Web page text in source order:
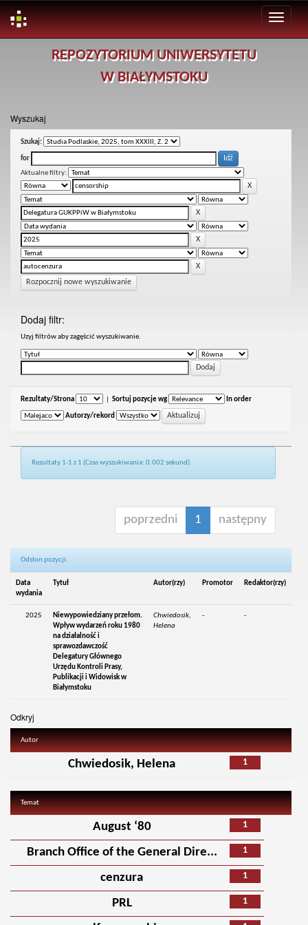
REPOZYTORIUM UNIWERSYTETU
W BIAŁYMSTOKU
Wyszukaj
Szukaj:
for
Aktualne filtry:
Rozpocznij nowe wyszukiwanie
Dodaj filtr:
Uzyj filtrów aby zagęścić wyszukiwanie.
Rezultaty/Strona Sortuj pozycje wg In order
Autorzy/rekord
Rezultaty 1-1 z 1 (Czas wyszukiwania: 0.002 sekund).
poprzedni 1 następny
Odsłon pozycji:
Data
wydania
Tytuł Autor(rzy) Promotor Redaktor(rzy)
2025
Niewypowiedziany przełom.
Wpływ wydarzeń roku 1980
na działalność i
sprawozdawczość
Delegatury Głównego
Urzędu Kontroli Prasy,
Publikacji i Widowisk w
Białymstoku
Chwiedosik,
Helena
- -
Odkryj
Autor
1
Chwiedosik, Helena
Temat
1
August ‘80
1
Branch Office of the General Dire...
1
cenzura
1
PRL